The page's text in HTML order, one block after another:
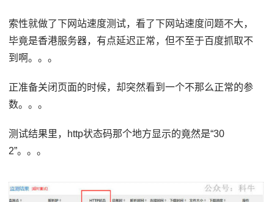
索性就做了下网站速度测试，看了下网站速度问题不大，
毕竟是香港服务器，有点延迟正常，但不至于百度抓取不
到啊。。。
正准备关闭页面的时候，却突然看到一个不那么正常的参
数。。。
测试结果里，http状态码那个地方显示的竟然是“30
2”。。。